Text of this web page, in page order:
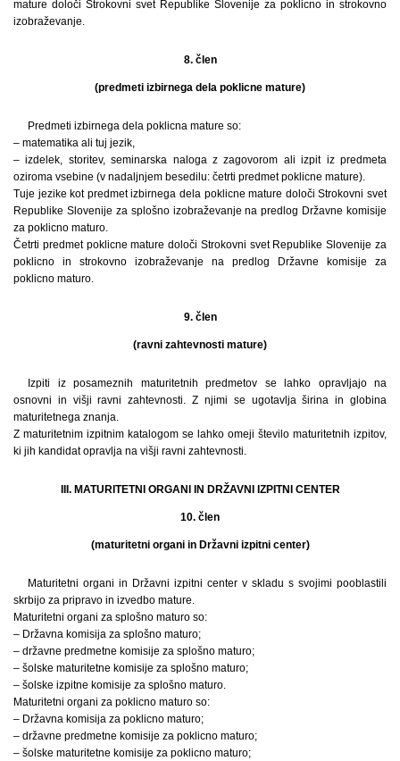
mature določi Strokovni svet Republike Slovenije za poklicno in strokovno
izobraževanje.
8. člen
(predmeti izbirnega dela poklicne mature)
Predmeti izbirnega dela poklicna mature so:
– matematika ali tuj jezik,
– izdelek, storitev, seminarska naloga z zagovorom ali izpit iz predmeta
oziroma vsebine (v nadaljnjem besedilu: četrti predmet poklicne mature).
Tuje jezike kot predmet izbirnega dela poklicne mature določi Strokovni svet
Republike Slovenije za splošno izobraževanje na predlog Državne komisije
za poklicno maturo.
Četrti predmet poklicne mature določi Strokovni svet Republike Slovenije za
poklicno in strokovno izobraževanje na predlog Državne komisije za
poklicno maturo.
9. člen
(ravni zahtevnosti mature)
Izpiti iz posameznih maturitetnih predmetov se lahko opravljajo na
osnovni in višji ravni zahtevnosti. Z njimi se ugotavlja širina in globina
maturitetnega znanja.
Z maturitetnim izpitnim katalogom se lahko omeji število maturitetnih izpitov,
ki jih kandidat opravlja na višji ravni zahtevnosti.
III. MATURITETNI ORGANI IN DRŽAVNI IZPITNI CENTER
10. člen
(maturitetni organi in Državni izpitni center)
Maturitetni organi in Državni izpitni center v skladu s svojimi pooblastili
skrbijo za pripravo in izvedbo mature.
Maturitetni organi za splošno maturo so:
– Državna komisija za splošno maturo;
– državne predmetne komisije za splošno maturo;
– šolske maturitetne komisije za splošno maturo;
– šolske izpitne komisije za splošno maturo.
Maturitetni organi za poklicno maturo so:
– Državna komisija za poklicno maturo;
– državne predmetne komisije za poklicno maturo;
– šolske maturitetne komisije za poklicno maturo;